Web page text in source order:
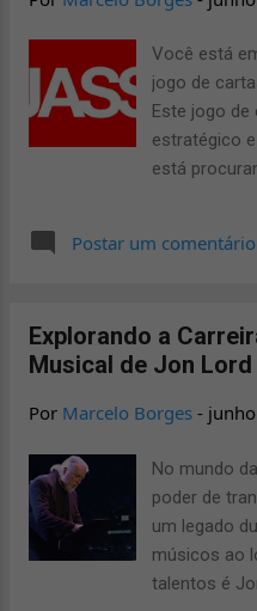
regiões de
durante a
do Boogie
o diferencia
acordes, o
Você está
jogo de
Este jogo de
estratégico
está
mergulhar
regras
para
jogo de
suíço de 36
entre duas
ou entre
objetivo do
lances,
Postar um comentário
Explorando a
Musical de Jon Lord
Por Marcelo Borges -
No mundo
poder de
um legado
músicos ao
talentos é